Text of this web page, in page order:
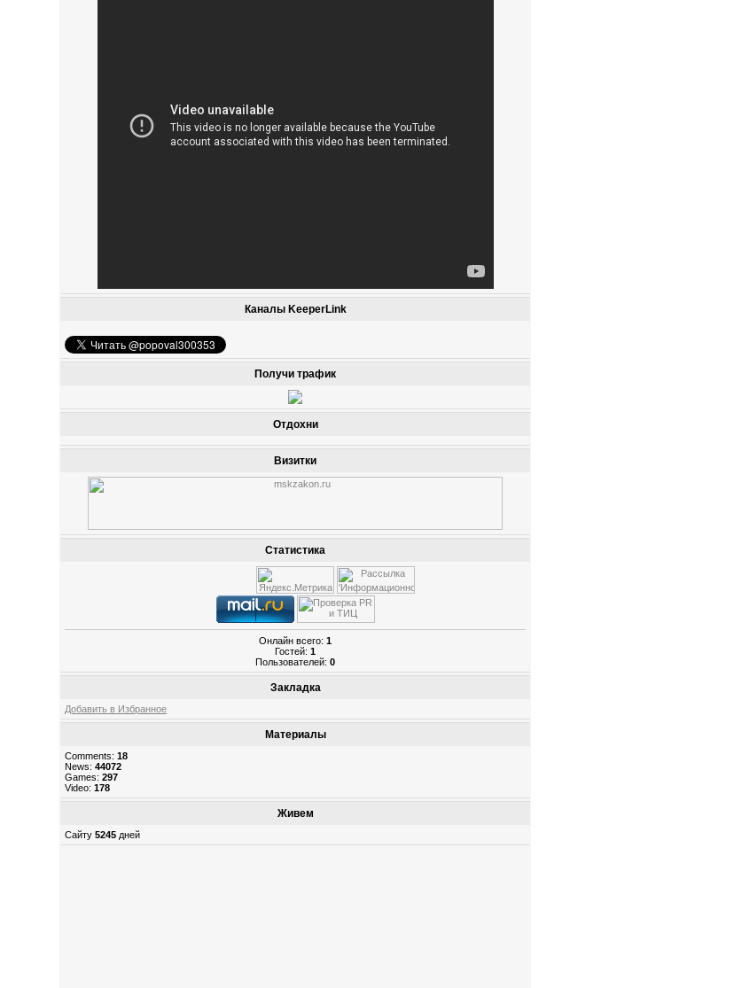
Каналы KeeperLink
Получи трафик
Отдохни
Визитки
Статистика
Онлайн всего:1
Гостей:1
Пользователей:0
Закладка
Добавить в Избранное
Материалы
Comments:18
News:44072
Games:297
Video:178
Живем
Сайту5245 дней